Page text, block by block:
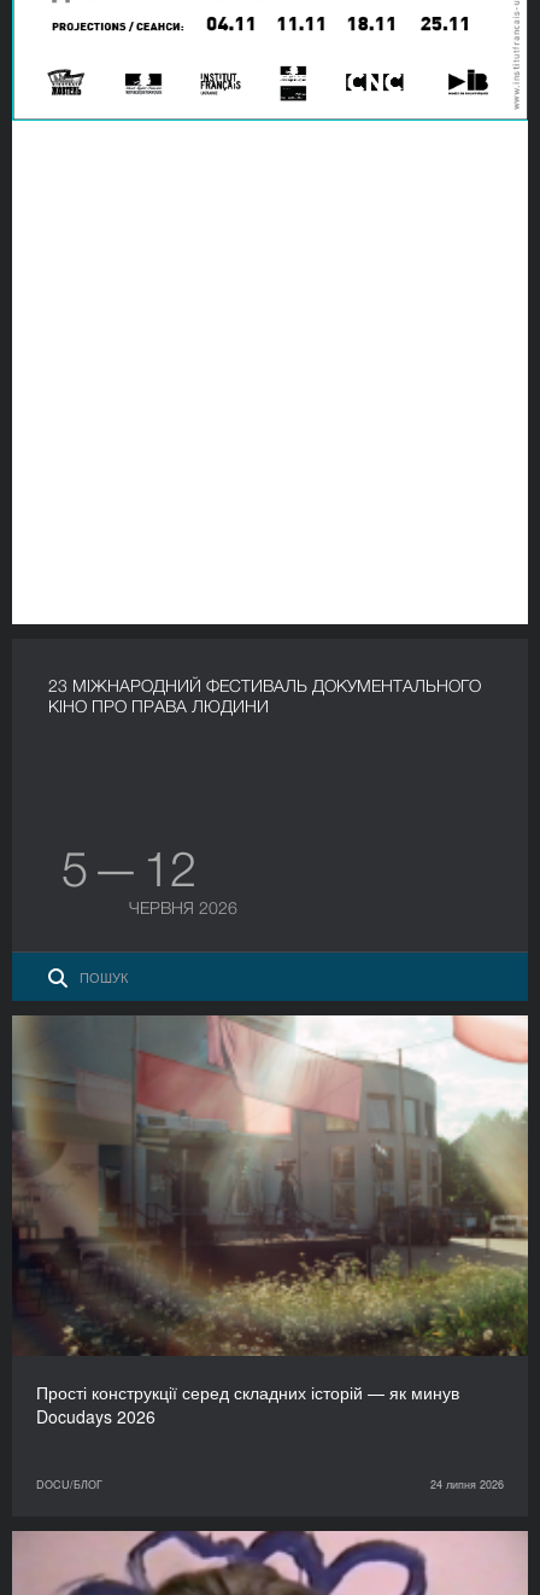
23 МІЖНАРОДНИЙ ФЕСТИВАЛЬ ДОКУМЕНТАЛЬНОГО
КІНО ПРО ПРАВА ЛЮДИНИ
5 — 12
ЧЕРВНЯ 2026
Прості конструкції серед складних історій — як минув
Docudays 2026
DOCU/БЛОГ 24 липня 2026